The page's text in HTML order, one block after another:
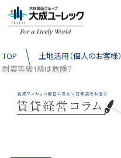
TOP 土地活用（個人のお客様）
耐震等級1級は危険？